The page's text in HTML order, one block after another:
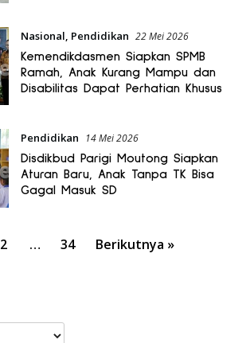
Nasional, Pendidikan 22 Mei 2026
Kemendikdasmen Siapkan SPMB
Ramah, Anak Kurang Mampu dan
Disabilitas Dapat Perhatian Khusus
Pendidikan 14 Mei 2026
Disdikbud Parigi Moutong Siapkan
Aturan Baru, Anak Tanpa TK Bisa
Gagal Masuk SD
2 … 34 Berikutnya »